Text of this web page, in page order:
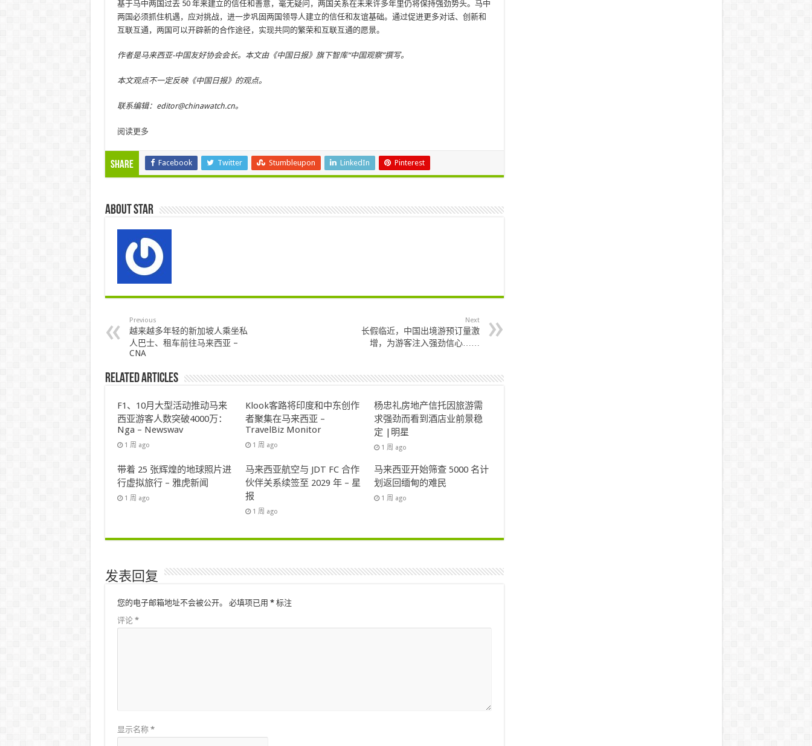
基于马中两国过去 50 年来建立的信任和善意，毫无疑问，两国关系在未来许多年里仍将保持强劲势头。马中
两国必须抓住机遇，应对挑战，进一步巩固两国领导人建立的信任和友谊基础。通过促进更多对话、创新和
互联互通，两国可以开辟新的合作途径，实现共同的繁荣和互联互通的愿景。
作者是马来西亚-中国友好协会会长。本文由《中国日报》旗下智库“中国观察”撰写。
本文观点不一定反映《中国日报》的观点。
联系编辑：editor@chinawatch.cn。
阅读更多
Share Facebook Twitter Stumbleupon LinkedIn Pinterest
About star
Previous
越来越多年轻的新加坡人乘坐私
人巴士、租车前往马来西亚 –
CNA
Next
长假临近，中国出境游预订量激
增，为游客注入强劲信心……
Related Articles
F1、10月大型活动推动马来
西亚游客人数突破4000万：
Nga – Newswav
1 周 ago
Klook客路将印度和中东创作
者聚集在马来西亚 –
TravelBiz Monitor
1 周 ago
杨忠礼房地产信托因旅游需
求强劲而看到酒店业前景稳
定 |明星
1 周 ago
带着 25 张辉煌的地球照片进
行虚拟旅行 – 雅虎新闻
1 周 ago
马来西亚航空与 JDT FC 合作
伙伴关系续签至 2029 年 – 星
报
1 周 ago
马来西亚开始筛查 5000 名计
划返回缅甸的难民
1 周 ago
发表回复
您的电子邮箱地址不会被公开。 必填项已用 *标注
评论 *
显示名称 *